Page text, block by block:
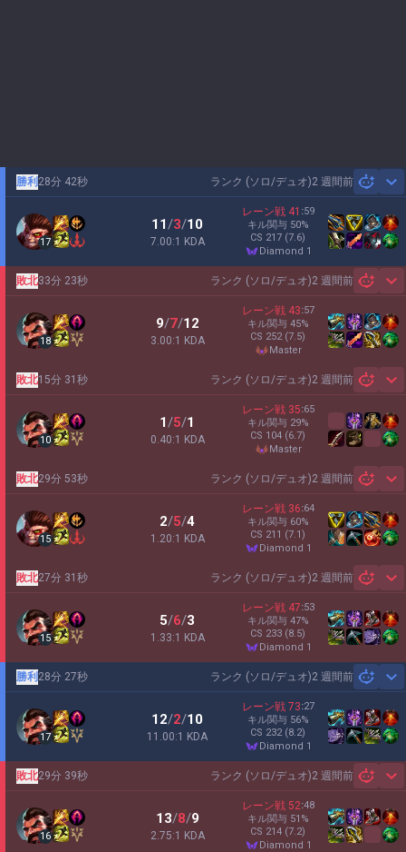
ランク (ソロ/デュオ)2 週間前
勝利 28分 42秒
17
11/3/10
7.00:1 KDA
レーン戦 41 :59
キル関与 50%
CS 217 (7.6)
diamond 1
ランク (ソロ/デュオ)2 週間前
敗北33分 23秒
18
9/7/12
3.00:1 KDA
レーン戦 43:57
キル関与 45%
CS 252 (7.5)
master
ランク (ソロ/デュオ)2 週間前
敗北15分 31秒
10
1/5/1
0.40:1 KDA
レーン戦 35:65
キル関与 29%
CS 104 (6.7)
master
ランク (ソロ/デュオ)2 週間前
敗北29分 53秒
15
2/5/4
1.20:1 KDA
レーン戦 36:64
キル関与 60%
CS 211 (7.1)
diamond 1
ランク (ソロ/デュオ)2 週間前
敗北27分 31秒
15
5/6/3
1.33:1 KDA
レーン戦 47:53
キル関与 47%
CS 233 (8.5)
diamond 1
ランク (ソロ/デュオ)2 週間前
勝利 28分 27秒
17
12/2/10
11.00:1 KDA
レーン戦 73:27
キル関与 56%
CS 232 (8.2)
diamond 1
ランク (ソロ/デュオ)2 週間前
敗北29分 39秒
16
13/8/9
2.75:1 KDA
レーン戦 52:48
キル関与 51 %
CS 214 (7.2)
diamond 1